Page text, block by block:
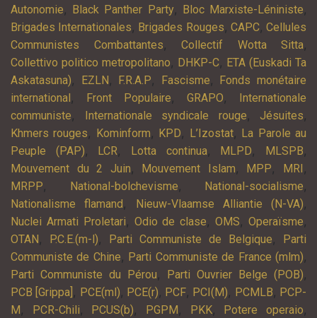
Autonomie, Black Panther Party, Bloc Marxiste-Léniniste,
Brigades Internationales, Brigades Rouges, CAPC,Cellules
Communistes Combattantes, Collectif Wotta Sitta,
Collettivo politico metropolitano, DHKP-C, ETA (Euskadi Ta
Askatasuna), EZLN , F.R.A.P, Fascisme,
Fonds monétaire
international , Front Populaire, GRAPO,
Internationale
communiste, Internationale syndicale rouge, Jésuites,
Khmers rouges, Kominform, KPD, L’Izostat, La Parole au
Peuple (PAP), LCR, Lotta continua, MLPD, MLSPB,
Mouvement du 2 Juin, Mouvement Islam, MPP, MRI ,
MRPP, National-bolchevisme, National-socialisme,
Nationalisme flamand , Nieuw-Vlaamse Alliantie (N-VA),
Nuclei Armati Proletari, Odio de clase,OMS,Operaïsme,
OTAN , P.C.E.(m-l), Parti Communiste de Belgique,
Parti
Communiste de Chine, Parti Communiste de France (mlm),
Parti Communiste du Pérou, Parti Ouvrier Belge (POB),
PCB [Grippa] , PCE(ml), PCE(r), PCF, PCI(M), PCMLB, PCP-
M , PCR-Chili, PCUS(b), PGPM , PKK, Potere operaio,